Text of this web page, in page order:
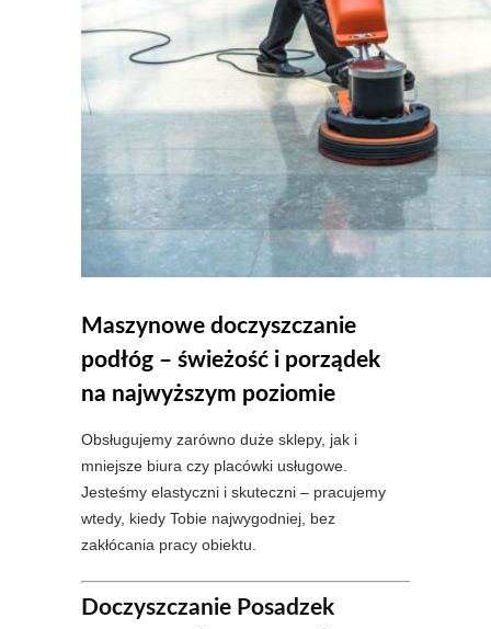
Maszynowe doczyszczanie
podłóg – świeżość i porządek
na najwyższym poziomie
Obsługujemy zarówno duże sklepy, jak i
mniejsze biura czy placówki usługowe.
Jesteśmy elastyczni i skuteczni – pracujemy
wtedy, kiedy Tobie najwygodniej, bez
zakłócania pracy obiektu.
Doczyszczanie Posadzek